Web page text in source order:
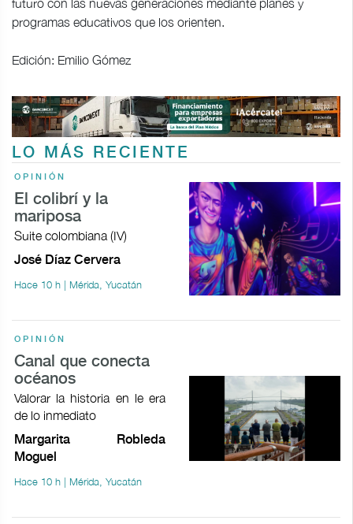
futuro con las nuevas generaciones mediante planes y
programas educativos que los orienten.
Edición: Emilio Gómez
LO MÁS RECIENTE
OPINIÓN
El colibrí y la
mariposa
Suite colombiana (IV)
José Díaz Cervera
Hace 10 h | Mérida, Yucatán
OPINIÓN
Canal que conecta
océanos
Valorar la historia en le era
de lo inmediato
Margarita Robleda
Moguel
Hace 10 h | Mérida, Yucatán